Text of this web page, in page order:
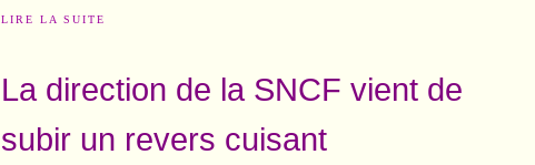
LIRE LA SUITE
La direction de la SNCF vient de
subir un revers cuisant